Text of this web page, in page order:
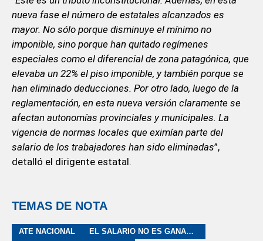
nueva fase el número de estatales alcanzados es
mayor. No sólo porque disminuye el mínimo no
imponible, sino porque han quitado regímenes
especiales como el diferencial de zona patagónica, que
elevaba un 22% el piso imponible, y también porque se
han eliminado deducciones. Por otro lado, luego de la
reglamentación, en esta nueva versión claramente se
afectan autonomías provinciales y municipales. La
vigencia de normas locales que eximían parte del
salario de los trabajadores han sido eliminadas”,
detalló el dirigente estatal.
TEMAS DE NOTA
ATE NACIONAL
EL SALARIO NO ES GANANCIA